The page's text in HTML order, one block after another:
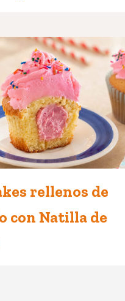
rellenos de
con Natilla de